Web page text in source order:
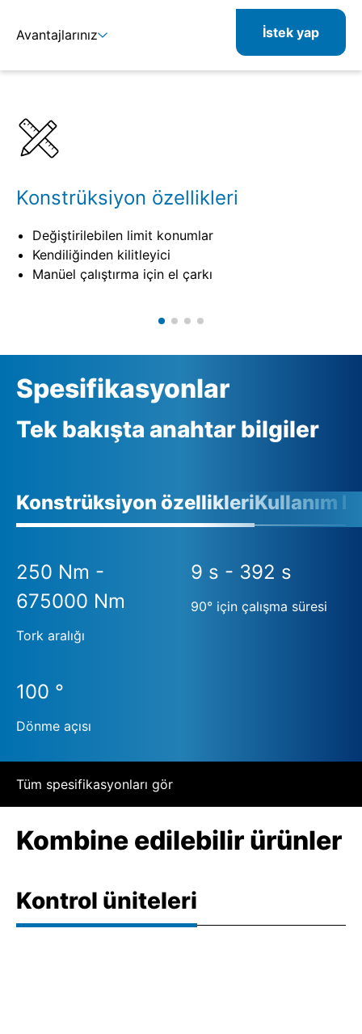
Avantajlarınız
Kombine edilebilir ürünler
İlgili ürünler
İstek yap
Konstrüksiyon özellikleri
Değiştirilebilen limit konumlar
Kendiliğinden kilitleyici
Manüel çalıştırma için el çarkı
Spesifikasyonlar
Tek bakışta anahtar bilgiler
Konstrüksiyon özellikleriKullanım
250 Nm -
675000 Nm
Tork aralığı
9 s - 392 s
90° için çalışma süresi
100 °
Dönme açısı
Tüm spesifikasyonları gör
Kombine edilebilir ürünler
Kontrol üniteleri